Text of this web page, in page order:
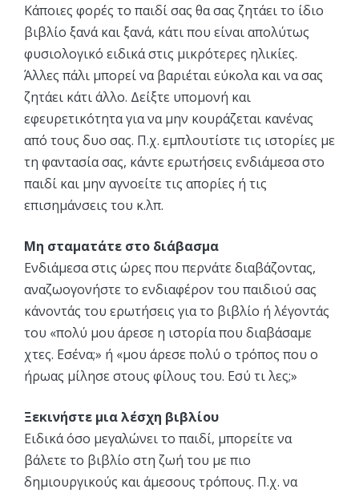
Κάποιες φορές το παιδί σας θα σας ζητάει το ίδιο
βιβλίο ξανά και ξανά, κάτι που είναι απολύτως
φυσιολογικό ειδικά στις μικρότερες ηλικίες.
Άλλες πάλι μπορεί να βαριέται εύκολα και να σας
ζητάει κάτι άλλο. Δείξτε υπομονή και
εφευρετικότητα για να μην κουράζεται κανένας
από τους δυο σας. Π.χ. εμπλουτίστε τις ιστορίες με
τη φαντασία σας, κάντε ερωτήσεις ενδιάμεσα στο
παιδί και μην αγνοείτε τις απορίες ή τις
επισημάνσεις του κ.λπ.
Μη σταματάτε στο διάβασμα
Ενδιάμεσα στις ώρες που περνάτε διαβάζοντας,
αναζωογονήστε το ενδιαφέρον του παιδιού σας
κάνοντάς του ερωτήσεις για το βιβλίο ή λέγοντάς
του «πολύ μου άρεσε η ιστορία που διαβάσαμε
χτες. Εσένα;» ή «μου άρεσε πολύ ο τρόπος που ο
ήρωας μίλησε στους φίλους του. Εσύ τι λες;»
Ξεκινήστε μια λέσχη βιβλίου
Ειδικά όσο μεγαλώνει το παιδί, μπορείτε να
βάλετε το βιβλίο στη ζωή του με πιο
δημιουργικούς και άμεσους τρόπους. Π.χ. να